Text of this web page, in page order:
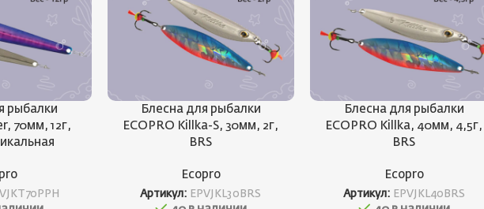
рыбалки
70мм, 12г,
Блесна для рыбалки
ECOPRO Killka-S, 30мм, 2г,
BRS
Ecopro
Артикул: EPVJKL30BRS
Блесна для рыбалки
ECOPRO Killka, 40мм, 4,5г,
BRS
Ecopro
Артикул: EPVJKL40BRS